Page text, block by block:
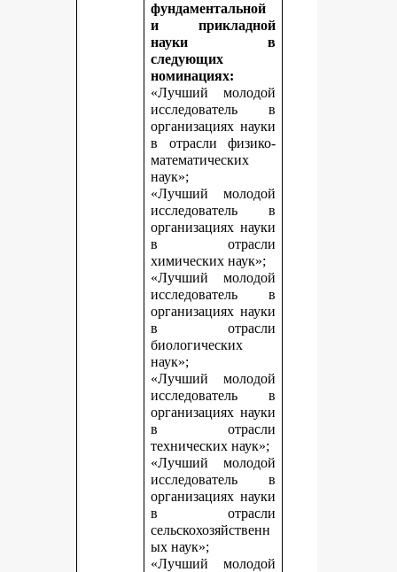
фундаментальной
и прикладной
науки в
следующих
номинациях:
«Лучший молодой
исследователь в
организациях науки
в отрасли физико-
математических
наук»;
«Лучший молодой
исследователь в
организациях науки
в отрасли
химических наук»;
«Лучший молодой
исследователь в
организациях науки
в отрасли
биологических
наук»;
«Лучший молодой
исследователь в
организациях науки
в отрасли
технических наук»;
«Лучший молодой
исследователь в
организациях науки
в отрасли
сельскохозяйственн
ых наук»;
«Лучший молодой